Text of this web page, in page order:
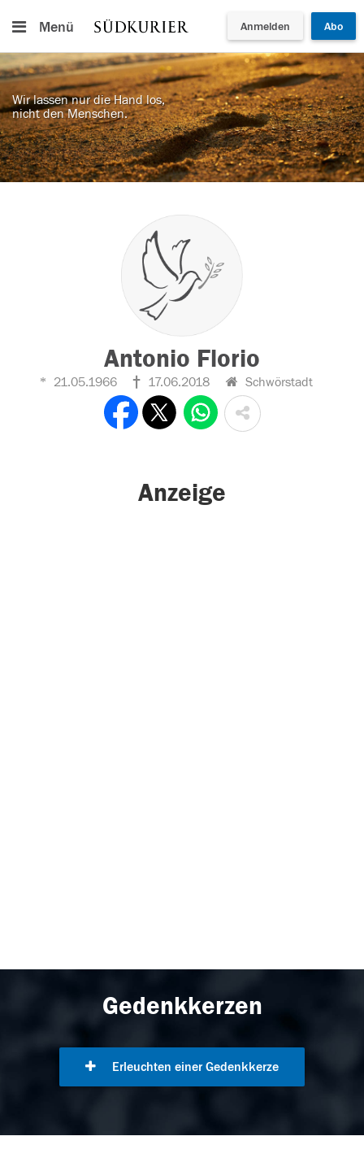
Menü Anmelden Abo
Wir lassen nur die Hand los,
nicht den Menschen.
Antonio Florio
21.05.1966 17.06.2018 Schwörstadt
Anzeige
Gedenkkerzen
Erleuchten einer Gedenkkerze